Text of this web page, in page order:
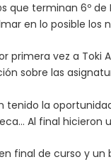
que terminan 6º
en lo posible los
primera vez a
sobre las
tenido la
Al final hicieron
final de curso y